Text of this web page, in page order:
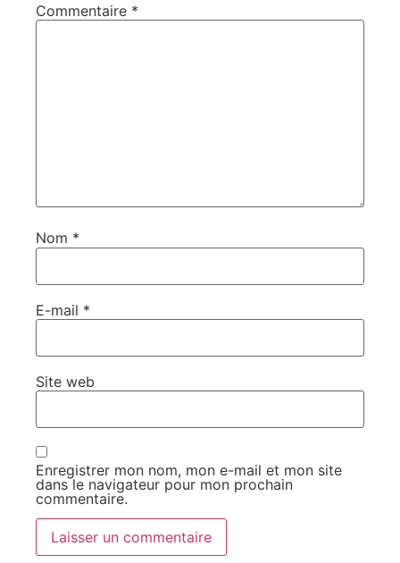
Commentaire *
Nom *
E-mail *
Site web
Enregistrer mon nom, mon e-mail et mon site
dans le navigateur pour mon prochain
commentaire.